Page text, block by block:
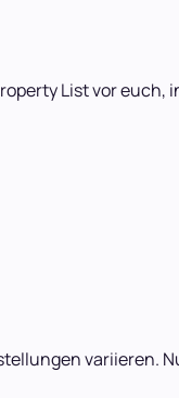
List vor euch,
variieren.